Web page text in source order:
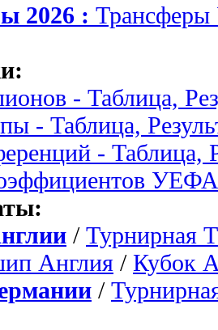
2026 :
- Таблица,
- Таблица,
- Таблица,
УЕФА
/ Турнирная
Англия / Кубок
/